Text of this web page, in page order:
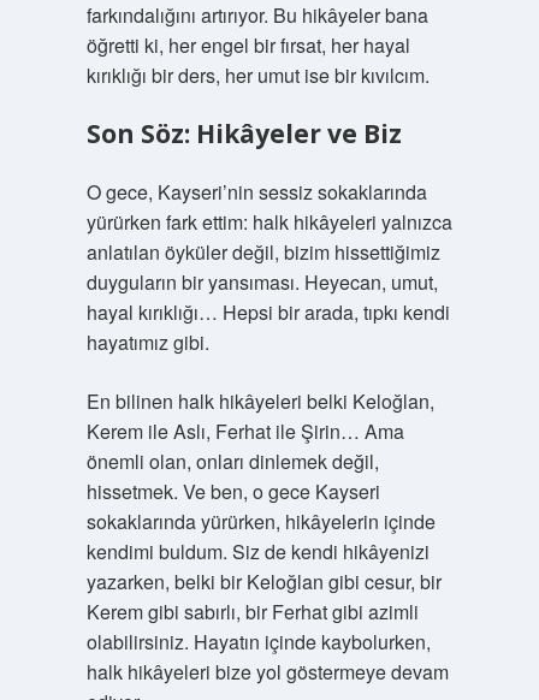
farkındalığını artırıyor. Bu hikâyeler bana
öğretti ki, her engel bir fırsat, her hayal
kırıklığı bir ders, her umut ise bir kıvılcım.
Son Söz: Hikâyeler ve Biz
O gece, Kayseri’nin sessiz sokaklarında
yürürken fark ettim: halk hikâyeleri yalnızca
anlatılan öyküler değil, bizim hissettiğimiz
duyguların bir yansıması. Heyecan, umut,
hayal kırıklığı… Hepsi bir arada, tıpkı kendi
hayatımız gibi.
En bilinen halk hikâyeleri belki Keloğlan,
Kerem ile Aslı, Ferhat ile Şirin… Ama
önemli olan, onları dinlemek değil,
hissetmek. Ve ben, o gece Kayseri
sokaklarında yürürken, hikâyelerin içinde
kendimi buldum. Siz de kendi hikâyenizi
yazarken, belki bir Keloğlan gibi cesur, bir
Kerem gibi sabırlı, bir Ferhat gibi azimli
olabilirsiniz. Hayatın içinde kaybolurken,
halk hikâyeleri bize yol göstermeye devam